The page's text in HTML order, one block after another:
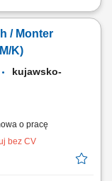
Odwiedzasz
proponować
i doradztwa w
/ Monter
K)
kujawsko-
o pracę
bez CV